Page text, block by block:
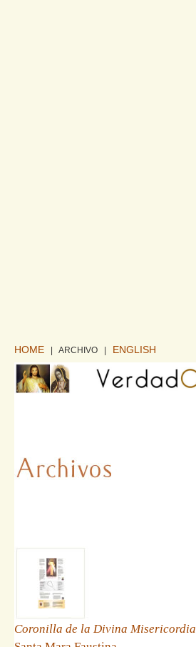
HOME | ARCHIVO ENGLISH
Coronilla de la Divina Misericordia